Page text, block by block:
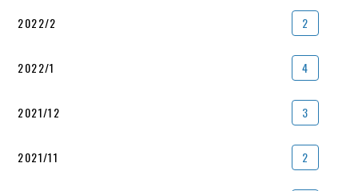
2022/2 2
2022/1 4
2021/12 3
2021/11 2